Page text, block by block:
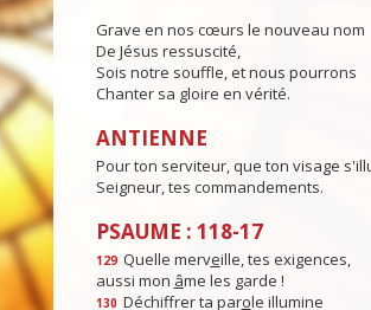
Grave en nos cœurs le nouveau nom
De Jésus ressuscité,
Sois notre souffle, et nous pourrons
Chanter sa gloire en vérité.
ANTIENNE
Pour ton serviteur, que ton visage
Seigneur, tes commandements.
PSAUME : 118-17
129 Quelle merveille, tes exigences,
aussi mon âme les garde !
130 Déchiffrer ta parole illumine